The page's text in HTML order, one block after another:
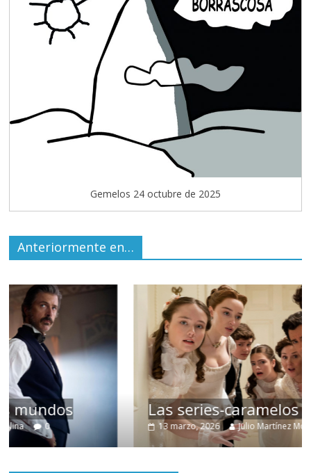
Gemelos 24 octubre de 2025
Anteriormente en…
Las series-caramelos de Shondaland
13 marzo, 2026 Julio Martínez Molina 0